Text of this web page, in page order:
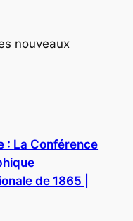
nouveaux
: La Conférence
de 1865 |